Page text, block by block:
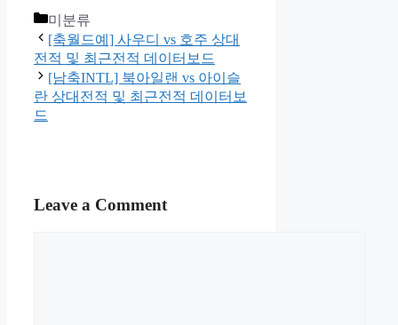
Categories
미분류
[축월드예] 사우디 vs 호주 상대
전적 및 최근전적 데이터보드
[남축INTL] 북아일랜 vs 아이슬
란 상대전적 및 최근전적 데이터보
드
Leave a Comment